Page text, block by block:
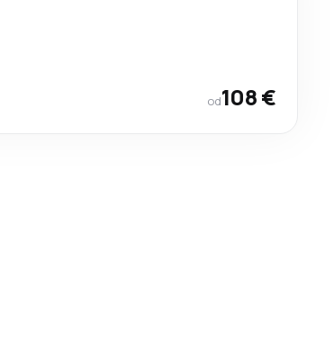
od108 €